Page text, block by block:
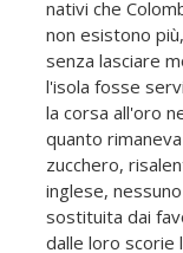
nativi che
non esistono
senza lasciare
l'isola fosse
la corsa al­l'oro
quanto
zucchero,
inglese,
sostituita dai
dalle loro scorie